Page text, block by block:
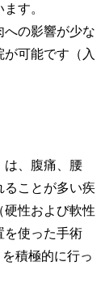
す。
の影響が少な
可能です（入
は、腹痛、腰
ることが多い疾
性および軟性
を使った手術
積極的に行っ